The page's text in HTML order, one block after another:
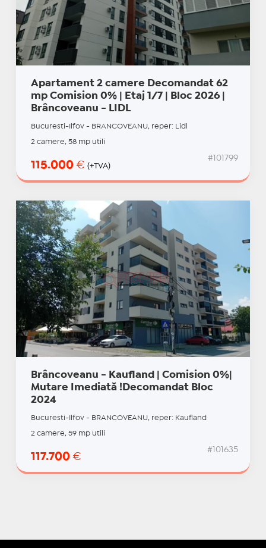
Apartament 2 camere Decomandat 62
mp Comision 0% | Etaj 1/7 | Bloc 2026 |
Brâncoveanu - LIDL
Bucuresti-Ilfov - BRANCOVEANU, reper: Lidl
2 camere, 58 mp utili
115.000 € (+TVA)
#101799
Brâncoveanu - Kaufland | Comision 0%|
Mutare Imediată !Decomandat Bloc
2024
Bucuresti-Ilfov - BRANCOVEANU, reper: Kaufland
2 camere, 59 mp utili
117.700 €
#101635